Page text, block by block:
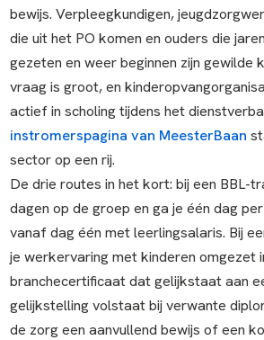
bewijs. Verpleegkundigen,
die uit het PO komen en ouders die
gezeten en weer beginnen zijn gewilde
vraag is groot, en
actief in scholing tijdens het
instromerspagina van MeesterBaan
sector op een rij.
De drie routes in het kort: bij een BBL-
dagen op de groep en ga je één dag
vanaf dag één met leerlingsalaris. Bij
je werkervaring met kinderen omgezet
branchecertificaat dat gelijkstaat aan
gelijkstelling volstaat bij verwante
de zorg een aanvullend bewijs of een